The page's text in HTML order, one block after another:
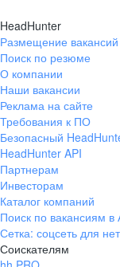
HeadHunter
Размещение вакансий
Поиск по резюме
О компании
Наши вакансии
Реклама на сайте
Требования к ПО
Безопасный
HeadHunter API
Партнерам
Инвесторам
Каталог компаний
Поиск по вакансиям в
Сетка: соцсеть для
Соискателям